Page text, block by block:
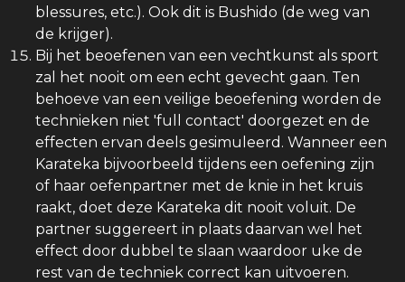
blessures, etc.). Ook dit is Bushido (de weg van
de krijger).
Bij het beoefenen van een vechtkunst als sport
zal het nooit om een echt gevecht gaan. Ten
behoeve van een veilige beoefening worden de
technieken niet 'full contact' doorgezet en de
effecten ervan deels gesimuleerd. Wanneer een
Karateka bijvoorbeeld tijdens een oefening zijn
of haar oefenpartner met de knie in het kruis
raakt, doet deze Karateka dit nooit voluit. De
partner suggereert in plaats daarvan wel het
effect door dubbel te slaan waardoor uke de
rest van de techniek correct kan uitvoeren.